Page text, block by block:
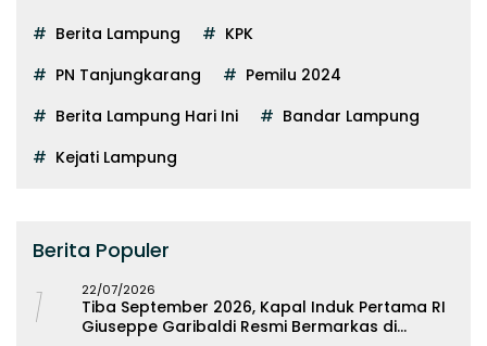
Berita Lampung
KPK
PN Tanjungkarang
Pemilu 2024
Berita Lampung Hari Ini
Bandar Lampung
Kejati Lampung
Berita Populer
1 22/07/2026
Tiba September 2026, Kapal Induk Pertama RI
Giuseppe Garibaldi Resmi Bermarkas di